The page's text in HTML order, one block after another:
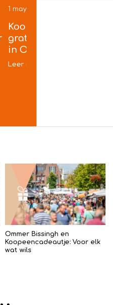
Ommer Bissingh en
Koopeencadeautje: Voor elk
wat wils